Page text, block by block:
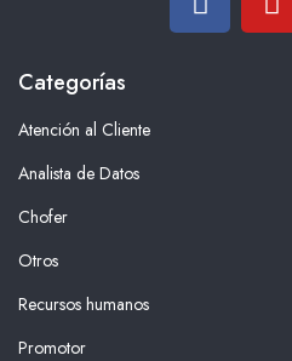
Categorías
Atención al Cliente
Analista de Datos
Chofer
Otros
Recursos humanos
Promotor